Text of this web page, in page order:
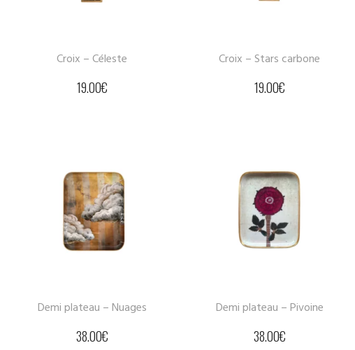
Croix – Céleste
19.00€
Croix – Stars carbone
19.00€
Demi plateau – Nuages
38.00€
Demi plateau – Pivoine
38.00€